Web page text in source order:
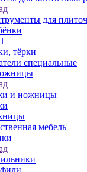
для
тёрки
специальные
и ножницы
мебель